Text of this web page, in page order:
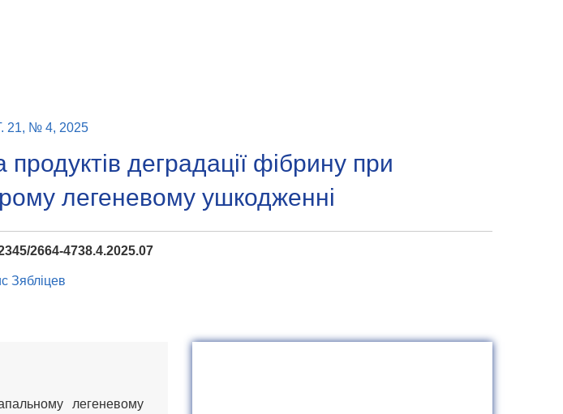
21, № 4, 2025
деградації фібрину при
легеневому ушкодженні
2664-4738.4.2025.07
Зябліцев
легеневому